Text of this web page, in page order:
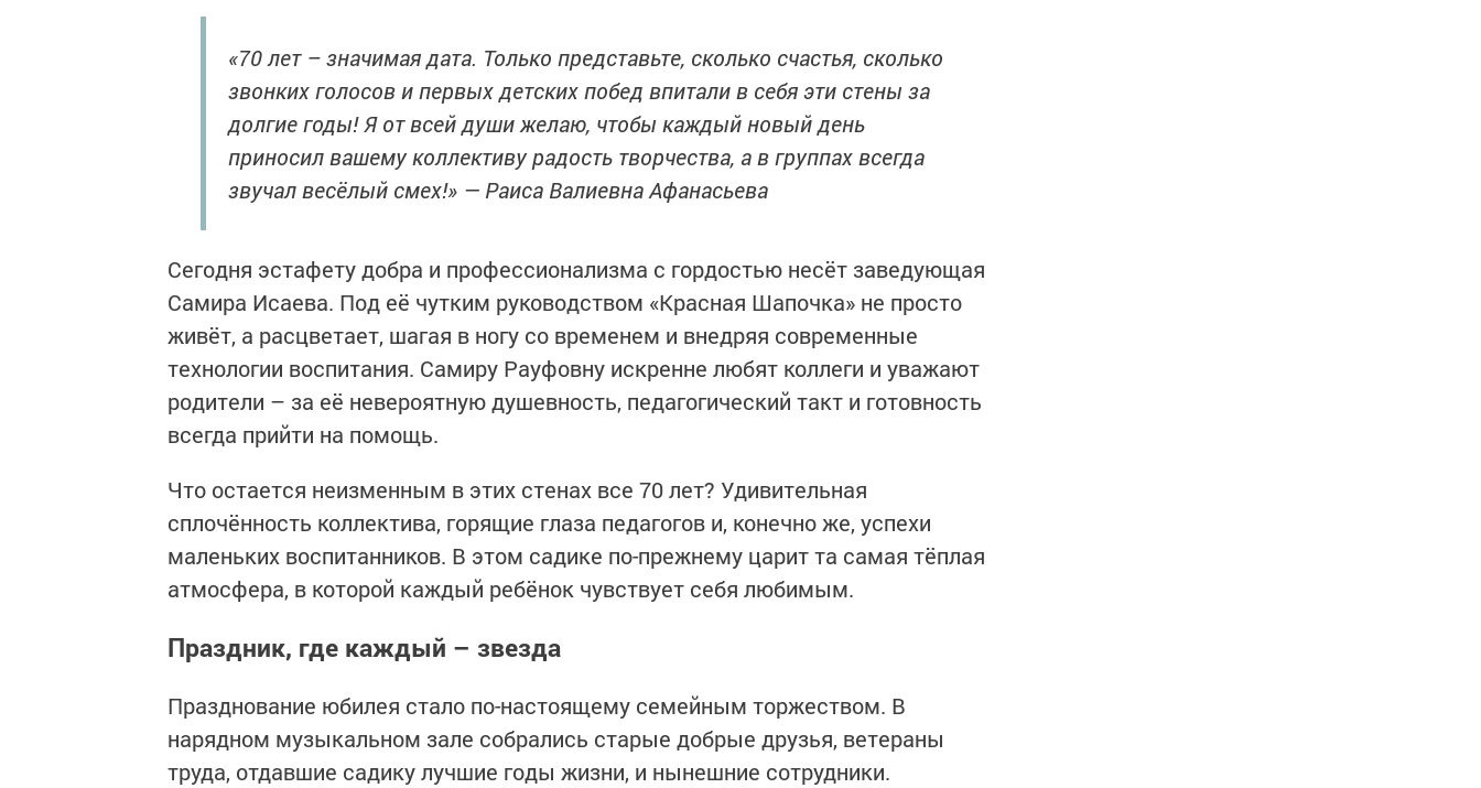
«70 лет – значимая дата. Только представьте, сколько счастья, сколько
звонких голосов и первых детских побед впитали в себя эти стены за
долгие годы! Я от всей души желаю, чтобы каждый новый день
приносил вашему коллективу радость творчества, а в группах всегда
звучал весёлый смех!» — Раиса Валиевна Афанасьева
Сегодня эстафету добра и профессионализма с гордостью несёт заведующая
Самира Исаева. Под её чутким руководством «Красная Шапочка» не просто
живёт, а расцветает, шагая в ногу со временем и внедряя современные
технологии воспитания. Самиру Рауфовну искренне любят коллеги и уважают
родители – за её невероятную душевность, педагогический такт и готовность
всегда прийти на помощь.
Что остается неизменным в этих стенах все 70 лет? Удивительная
сплочённость коллектива, горящие глаза педагогов и, конечно же, успехи
маленьких воспитанников. В этом садике по-прежнему царит та самая тёплая
атмосфера, в которой каждый ребёнок чувствует себя любимым.
Праздник, где каждый – звезда
Празднование юбилея стало по-настоящему семейным торжеством. В
нарядном музыкальном зале собрались старые добрые друзья, ветераны
труда, отдавшие садику лучшие годы жизни, и нынешние сотрудники.